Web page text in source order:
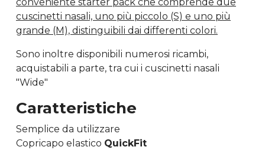
cuscinetti nasali, uno più piccolo (S) e uno più
grande (M), distinguibili dai differenti colori.
Sono inoltre disponibili numerosi ricambi,
acquistabili a parte, tra cui i cuscinetti nasali
"Wide"
Caratteristiche
Semplice da utilizzare
Copricapo elastico QuickFit